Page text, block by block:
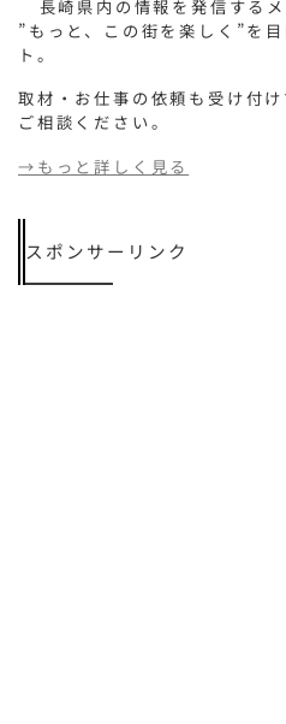
長崎県内の情報を発信する
”もっと、この街を楽しく”を
ト。
取材・お仕事の依頼も受け付
ご相談ください。
→もっと詳しく見る
スポンサーリンク